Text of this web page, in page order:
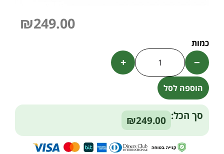
₪249.00
−
+
הוספה לסל
Alternative:
סך הכל: ₪249.00